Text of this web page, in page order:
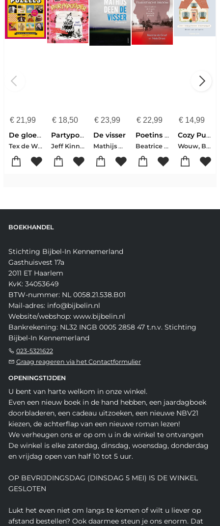
€21,99
De gloednieuwe QuizPuzzels
Tex de Wit-Thomas Swierts
€18,50
Partypooper
Jeff Kinney
€ 23,99
De visser
Mathijs Deen
€ 22,99
Poetins tsaristische droom
Beatrice de Graaf-Niels Drost
€ 14,99
Cozy Puzzelboek Voor Ontspannen Zome
Wouw, Bente Van De
BOEKHANDEL
Stichting Bijbel-In Kennemerland
Gasthuisvest 17a
2011 ET Haarlem
KvK: 34053649
BTW-nummer: NL 0058.21.538.B01
Mail-adres: info@bijbelin.nl
Website/webshop: www.bijbelin.nl
Bankrekening: NL32 INGB 0005 2858 47 t.n.v. Stichting
Bijbel-In Kennemerland
023-5321622
Graag reageren via het Contactformulier
OPENINGSTIJDEN
U bent van harte welkom in onze winkel.
Even een nieuw boek in de hand hebben, een jaardagboek
doorbladeren, een cadeau uitzoeken, een nieuwe NBV21
kiezen, de achterflap van een nieuwe roman lezen!
We verheugen ons er op om u in de winkel te ontvangen
De winkel is elke zaterdag, dinsdag, woensdag, donderdag
en vrijdag open van half 10 tot 5 uur.
OP BEVRIJDINGSDAG (DINSDAG 5 MEI) IS DE WINKEL
GESLOTEN
Lukt het even niet om langs te komen of wilt u liever op
afstand bestellen? Ook daarmee steun je ons enorm. Dat